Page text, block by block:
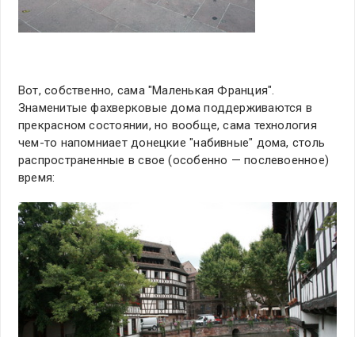
Вот, собственно, сама "Маленькая Франция".
Знаменитые фахверковые дома поддерживаются в
прекрасном состоянии, но вообще, сама технология
чем-то напомниает донецкие "набивные" дома, столь
распространенные в свое (особенно — послевоенное)
время: